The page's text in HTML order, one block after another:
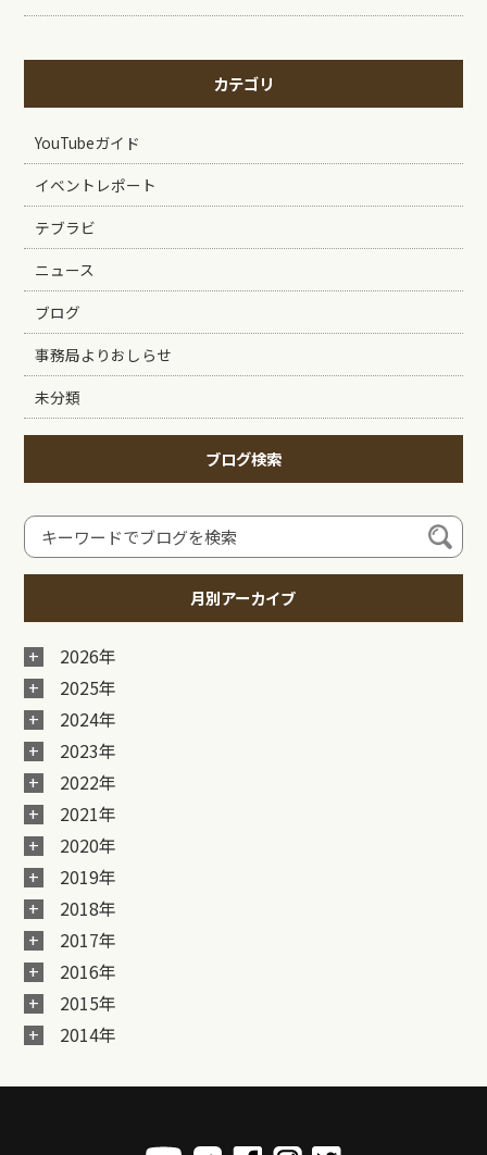
カテゴリ
YouTubeガイド
イベントレポート
テブラビ
ニュース
ブログ
事務局よりおしらせ
未分類
ブログ検索
月別アーカイブ
2026年
2025年
2024年
2023年
2022年
2021年
2020年
2019年
2018年
2017年
2016年
2015年
2014年